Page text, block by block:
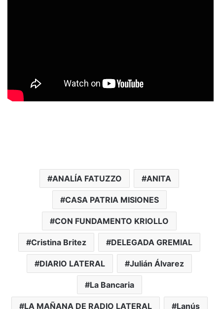
ANALÍA FATUZZO ANITA
CASA PATRIA MISIONES
CON FUNDAMENTO KRIOLLO
Cristina Britez DELEGADA GREMIAL
DIARIO LATERAL Julián Álvarez
La Bancaria
LA MAÑANA DE RADIO LATERAL Lanús